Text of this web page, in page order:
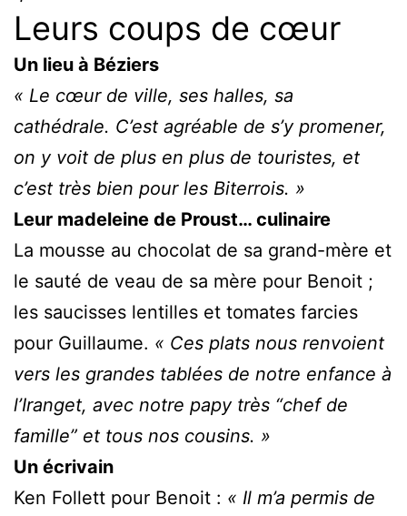
Leurs coups de cœur
Un lieu à Béziers
« Le cœur de ville, ses halles, sa
cathédrale. C’est agréable de s’y promener,
on y voit de plus en plus de touristes, et
c’est très bien pour les Biterrois. »
Leur madeleine de Proust… culinaire
La mousse au chocolat de sa grand-mère et
le sauté de veau de sa mère pour Benoit ;
les saucisses lentilles et tomates farcies
pour Guillaume. « Ces plats nous renvoient
vers les grandes tablées de notre enfance à
l’Iranget, avec notre papy très “chef de
famille” et tous nos cousins. »
Un écrivain
Ken Follett pour Benoit : « Il m’a permis de